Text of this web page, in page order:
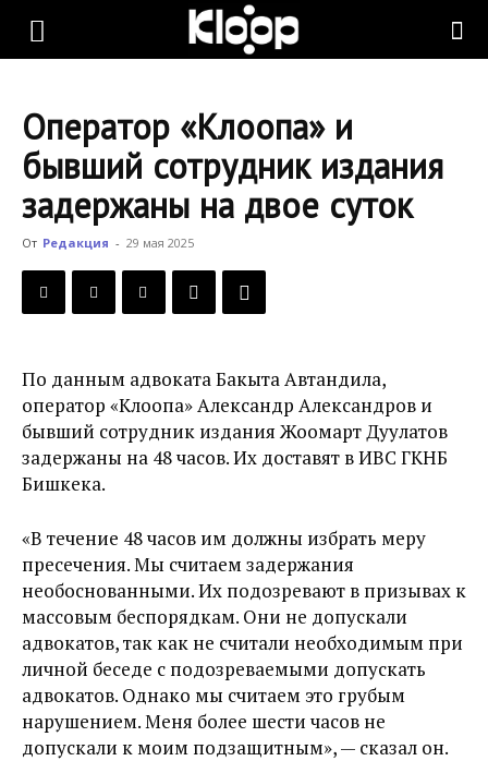
KLOOP.KG
Новости
Кыргызстана
Оператор «Клоопа» и
бывший сотрудник издания
задержаны на двое суток
От Редакция - 29 мая 2025
По данным адвоката Бакыта Автандила,
оператор «Клоопа» Александр Александров и
бывший сотрудник издания Жоомарт Дуулатов
задержаны на 48 часов. Их доставят в ИВС ГКНБ
Бишкека.
«В течение 48 часов им должны избрать меру
пресечения. Мы считаем задержания
необоснованными. Их подозревают в призывах к
массовым беспорядкам. Они не допускали
адвокатов, так как не считали необходимым при
личной беседе с подозреваемыми допускать
адвокатов. Однако мы считаем это грубым
нарушением. Меня более шести часов не
допускали к моим подзащитным», — сказал он.